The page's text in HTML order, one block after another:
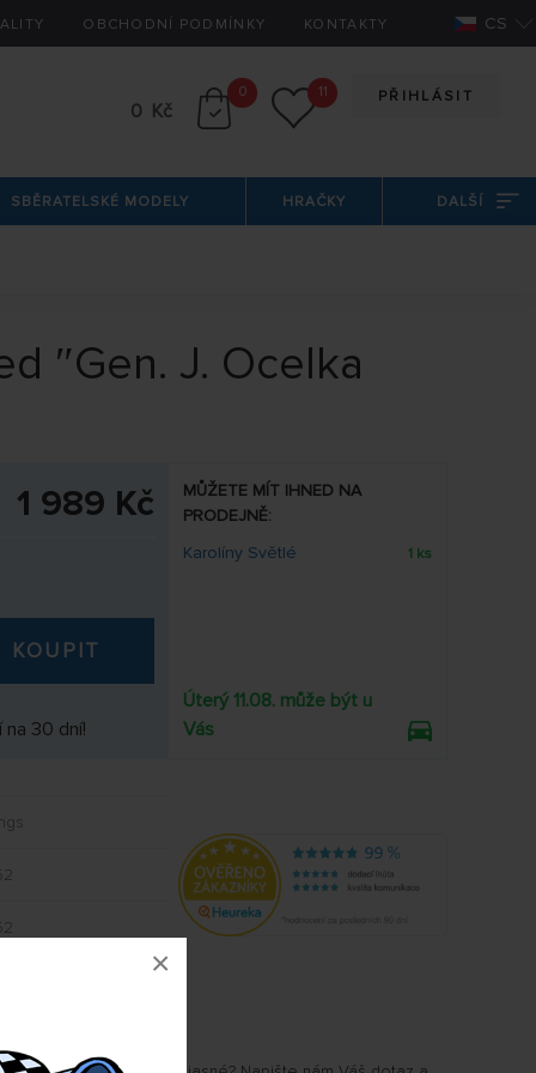
×
OBCHODNÍ PODMÍNKY KONTAKTY CS
PŘIHLÁSIT
0 Kč
0 11
SBĚRATELSKÉ MODELY HRAČKY DALŠÍ
″Gen. J. Ocelka
1 989 Kč
KOUPIT
na 30 dní!
MŮŽETE MÍT IHNED NA
PRODEJNĚ:
Karolíny Světlé
1 ks
Úterý 11.08. může být u
Vás